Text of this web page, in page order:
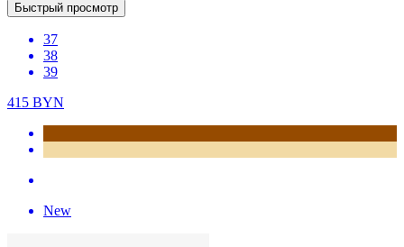
Быстрый просмотр
37
38
39
415 BYN
New